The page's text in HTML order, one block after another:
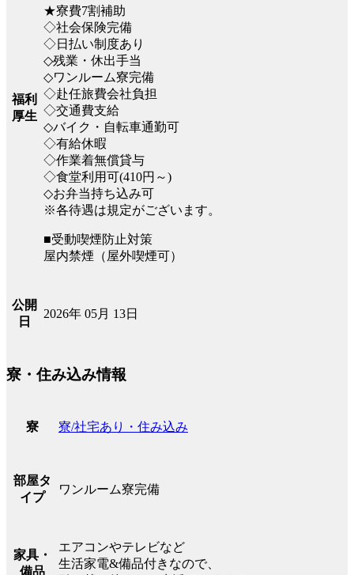
福利
厚生
★寮費7割補助
◇社会保険完備
◇日払い制度あり
◇残業・休出手当
◇ワンルーム寮完備
◇赴任旅費会社負担
◇交通費支給
◇バイク・自転車通勤可
◇有給休暇
◇作業着無償貸与
◇食堂利用可(410円～)
◇お弁当持ち込み可
※各待遇は規定がございます。
■受動喫煙防止対策
屋内禁煙（屋外喫煙可）
公開
日
2026年 05月 13日
寮・住み込み情報
寮 寮/社宅あり・住み込み
部屋タ
イプ
ワンルーム寮完備
家具・
備品
エアコンやテレビなど
生活家電&備品付きなので、